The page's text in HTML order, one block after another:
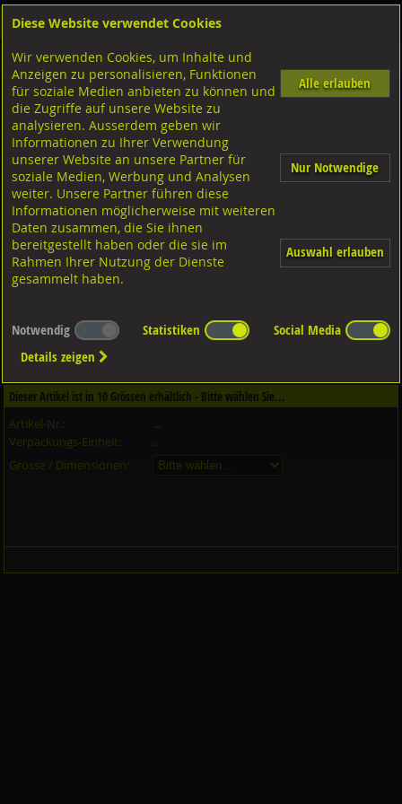
Shop Unterlagscheiben Diverse Unterlagscheiben nach DIN
DIN 6340 Unterlagscheiben für Spannzeuge
Dieser Artikel ist in 1Qualitäten erhältlich - Bitte wählen Sie...
Qualität / Oberfläche
Dieser Artikel ist in 10 Grössen erhältlich - Bitte wählen Sie...
Artikel-Nr.:
...
Verpackungs-Einheit:
...
Grösse / Dimensionen:
Diese Website verwendet Cookies
Wir verwenden Cookies, um Inhalte und
Anzeigen zu personalisieren, Funktionen
für soziale Medien anbieten zu können und
die Zugriffe auf unsere Website zu
analysieren. Ausserdem geben wir
Informationen zu Ihrer Verwendung
unserer Website an unsere Partner für
soziale Medien, Werbung und Analysen
weiter. Unsere Partner führen diese
Informationen möglicherweise mit weiteren
Daten zusammen, die Sie ihnen
bereitgestellt haben oder die sie im
Rahmen Ihrer Nutzung der Dienste
gesammelt haben.
Alle erlauben
Nur Notwendige
Auswahl erlauben
Notwendig Statistiken
Social Media
Details zeigen